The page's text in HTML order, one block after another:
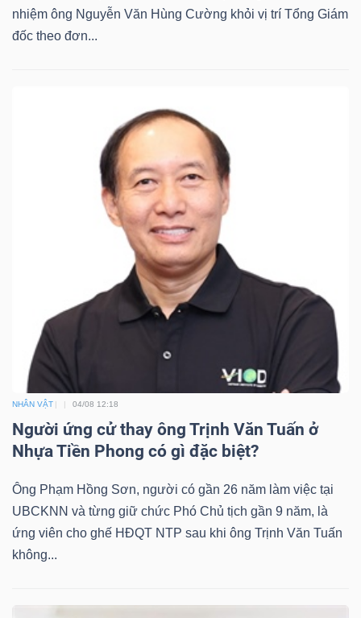
nhiệm ông Nguyễn Văn Hùng Cường khỏi vị trí Tổng Giám
đốc theo đơn...
NHÂN VẬT 04/08 12:18
Người ứng cử thay ông Trịnh Văn Tuấn ở
Nhựa Tiền Phong có gì đặc biệt?
Ông Phạm Hồng Sơn, người có gần 26 năm làm việc tại
UBCKNN và từng giữ chức Phó Chủ tịch gần 9 năm, là
ứng viên cho ghế HĐQT NTP sau khi ông Trịnh Văn Tuấn
không...
vụ
(-)
Công
cụ
tư
Truyền
thông